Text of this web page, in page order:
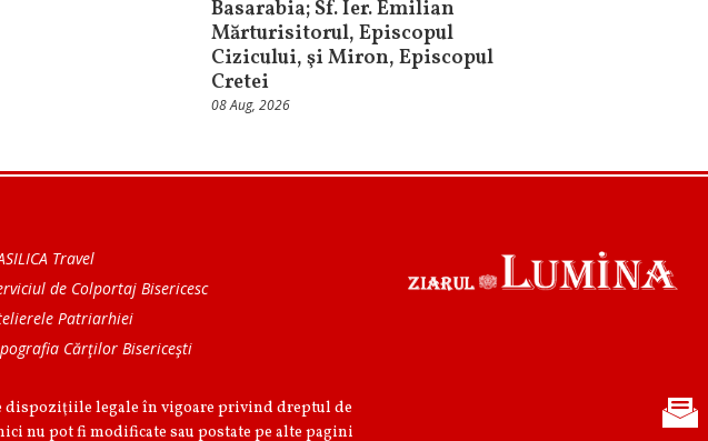
Basarabia; Sf. Ier. Emilian
Mărturisitorul, Episcopul
Cizicului, şi Miron, Episcopul
Cretei
08 Aug, 2026
Travel
de Colportaj Bisericesc
Patriarhiei
Cărţilor Bisericeşti
dispoziţiile legale în vigoare privind dreptul de
nu pot fi modificate sau postate pe alte pagini